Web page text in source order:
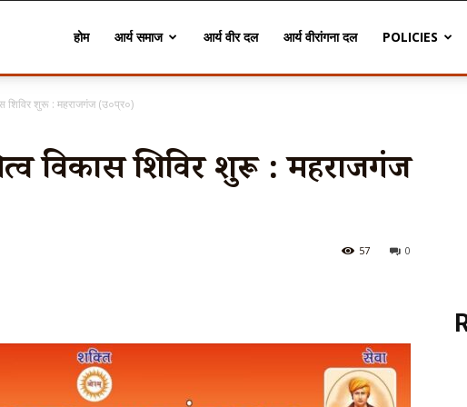
होम आर्य समाज आर्य वीर दल आर्य वीरांगना दल POLICIES
शिविर शुरू : महराजगंज (उ०प्र०)
विकास शिविर शुरू : महराजगंज
0
57